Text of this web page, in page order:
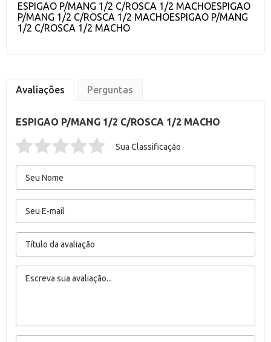
ESPIGAO P/MANG 1/2 C/ROSCA 1/2 MACHOESPIGAO
P/MANG 1/2 C/ROSCA 1/2 MACHOESPIGAO P/MANG
1/2 C/ROSCA 1/2 MACHO
Avaliações Perguntas
ESPIGAO P/MANG 1/2 C/ROSCA 1/2 MACHO
Sua Classificação